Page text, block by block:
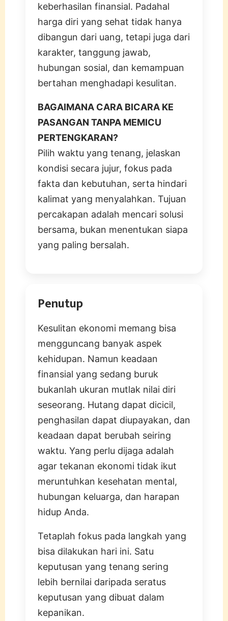
keberhasilan finansial. Padahal
harga diri yang sehat tidak hanya
dibangun dari uang, tetapi juga dari
karakter, tanggung jawab,
hubungan sosial, dan kemampuan
bertahan menghadapi kesulitan.
BAGAIMANA CARA BICARA KE
PASANGAN TANPA MEMICU
PERTENGKARAN?
Pilih waktu yang tenang, jelaskan
kondisi secara jujur, fokus pada
fakta dan kebutuhan, serta hindari
kalimat yang menyalahkan. Tujuan
percakapan adalah mencari solusi
bersama, bukan menentukan siapa
yang paling bersalah.
Penutup
Kesulitan ekonomi memang bisa
mengguncang banyak aspek
kehidupan. Namun keadaan
finansial yang sedang buruk
bukanlah ukuran mutlak nilai diri
seseorang. Hutang dapat dicicil,
penghasilan dapat diupayakan, dan
keadaan dapat berubah seiring
waktu. Yang perlu dijaga adalah
agar tekanan ekonomi tidak ikut
meruntuhkan kesehatan mental,
hubungan keluarga, dan harapan
hidup Anda.
Tetaplah fokus pada langkah yang
bisa dilakukan hari ini. Satu
keputusan yang tenang sering
lebih bernilai daripada seratus
keputusan yang dibuat dalam
kepanikan.